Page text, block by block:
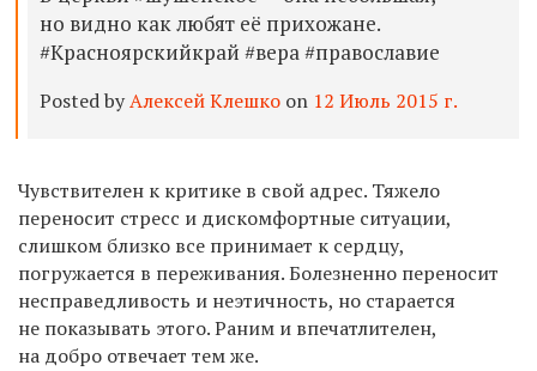
но видно как любят её прихожане.
#Красноярскийкрай #вера #православие
Posted byАлексей Клешко on 12 Июль 2015 г.
Чувствителен к критике в свой адрес. Тяжело
переносит стресс и дискомфортные ситуации,
слишком близко все принимает к сердцу,
погружается в переживания. Болезненно переносит
несправедливость и неэтичность, но старается
не показывать этого. Раним и впечатлителен,
на добро отвечает тем же.